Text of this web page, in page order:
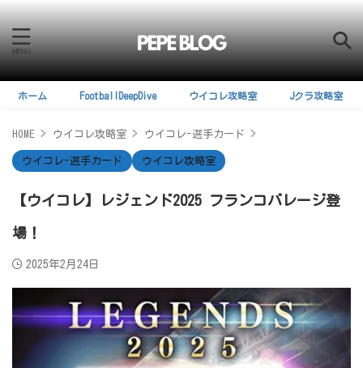
ホーム FootballDeepDive ウイコレ攻略室 Jクラ攻略室
HOME > ウイコレ攻略室 > ウイコレ-選手カード >
ウイコレ-選手カード ウイコレ攻略室
【ウイコレ】レジェンド2025 フランコバレージ登
場！
2025年2月24日